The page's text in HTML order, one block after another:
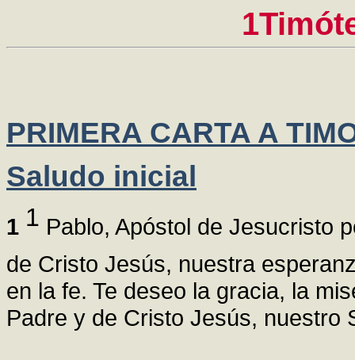
PRIMERA CARTA A
Saludo inicial
1 1 Pablo, Apóstol de Jesucristo
de Cristo Jesús, nuestra
en la fe. Te deseo la gracia, la
Padre y de Cristo Jesús, nuestro